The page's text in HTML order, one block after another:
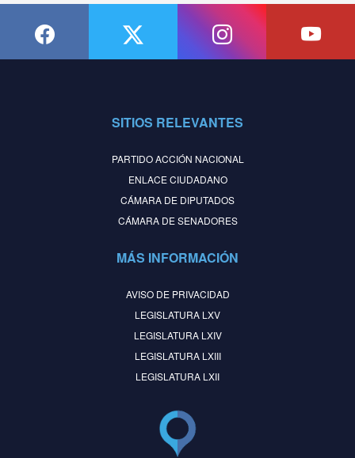
SITIOS RELEVANTES
PARTIDO ACCIÓN NACIONAL
ENLACE CIUDADANO
CÁMARA DE DIPUTADOS
CÁMARA DE SENADORES
MÁS INFORMACIÓN
AVISO DE PRIVACIDAD
LEGISLATURA LXV
LEGISLATURA LXIV
LEGISLATURA LXIII
LEGISLATURA LXII